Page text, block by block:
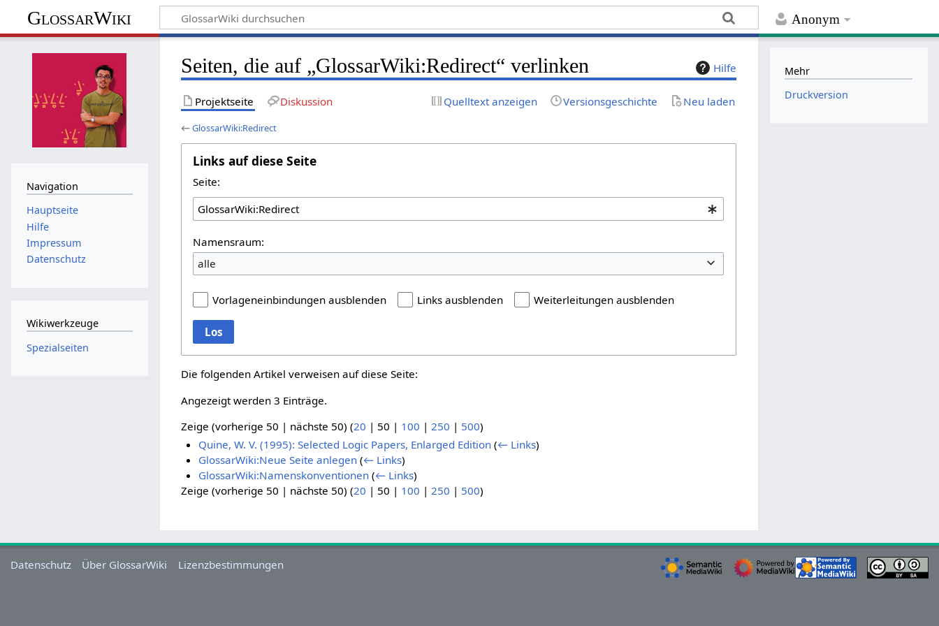
Anonym
GlossarWiki
Hilfe
Seiten, die auf „GlossarWiki:Redirect“ verlinken
Projektseite Diskussion Quelltext anzeigen Versionsgeschichte Neu laden
←GlossarWiki:Redirect
Links auf diese Seite
Seite:
Namensraum:
alle
Vorlageneinbindungen ausblenden Links ausblenden Weiterleitungen ausblenden
Los
Die folgenden Artikel verweisen auf diese Seite:
Angezeigt werden 3 Einträge.
Zeige (vorherige 50 | nächste 50) (20 | 50 | 100 | 250 | 500)
Quine, W. V. (1995): Selected Logic Papers, Enlarged Edition (← Links)
GlossarWiki:Neue Seite anlegen (← Links)
GlossarWiki:Namenskonventionen (← Links)
Zeige (vorherige 50 | nächste 50) (20 | 50 | 100 |250 | 500)
Navigation
Hauptseite
Hilfe
Impressum
Datenschutz
Wikiwerkzeuge
Spezialseiten
Mehr
Druckversion
Datenschutz Über GlossarWiki Lizenzbestimmungen